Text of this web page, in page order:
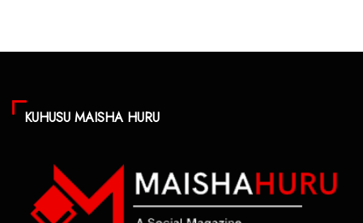
KUHUSU MAISHA HURU